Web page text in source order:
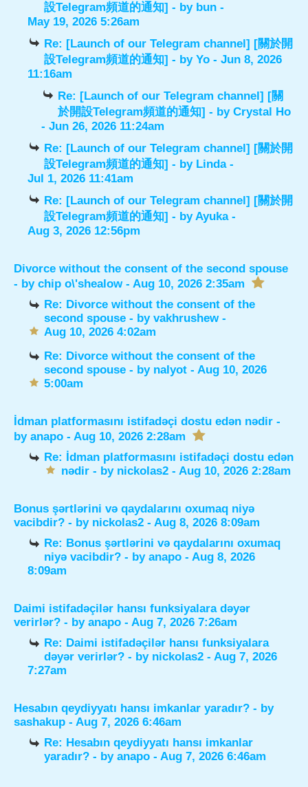
設Telegram頻道的通知] - by bun -
May 19, 2026 5:26am
Re: [Launch of our Telegram channel] [關於開
設Telegram頻道的通知] - byYo - Jun 8, 2026
11:16am
Re: [Launch of our Telegram channel] [關
於開設Telegram頻道的通知] - byCrystal Ho
- Jun 26, 2026 11:24am
Re: [Launch of our Telegram channel] [關於開
設Telegram頻道的通知] - by Linda-
Jul 1, 2026 11:41am
Re: [Launch of our Telegram channel] [關於開
設Telegram頻道的通知] - byAyuka-
Aug 3, 2026 12:56pm
Divorce without the consent of the second spouse
- by chip o\'shealow- Aug 10, 2026 2:35am
Re: Divorce without the consent of the
second spouse - byvakhrushew-
Aug 10, 2026 4:02am
Re: Divorce without the consent of the
second spouse - by nalyot - Aug 10, 2026
5:00am
İdman platformasını istifadəçi dostu edən nədir -
by anapo - Aug 10, 2026 2:28am
Re: İdman platformasını istifadəçi dostu edən
nədir - by nickolas2- Aug 10, 2026 2:28am
Bonus şərtlərini və qaydalarını oxumaq niyə
vacibdir? - by nickolas2 - Aug 8, 2026 8:09am
Re: Bonus şərtlərini və qaydalarını oxumaq
niyə vacibdir? - byanapo - Aug 8, 2026
8:09am
Daimi istifadəçilər hansı funksiyalara dəyər
verirlər? - by anapo - Aug 7, 2026 7:26am
Re: Daimi istifadəçilər hansı funksiyalara
dəyər verirlər? - by nickolas2 - Aug 7, 2026
7:27am
Hesabın qeydiyyatı hansı imkanlar yaradır? - by
sashakup - Aug 7, 2026 6:46am
Re: Hesabın qeydiyyatı hansı imkanlar
yaradır? - byanapo - Aug 7, 2026 6:46am